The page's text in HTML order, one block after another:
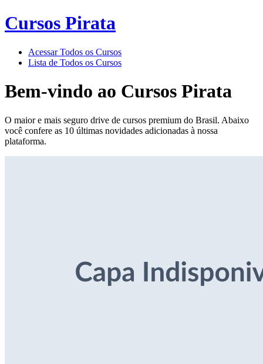
Cursos Pirata
Acessar Todos os Cursos
Lista de Todos os Cursos
Bem-vindo ao Cursos Pirata
O maior e mais seguro drive de cursos premium do Brasil. Abaixo
você confere as 10 últimas novidades adicionadas à nossa
plataforma.